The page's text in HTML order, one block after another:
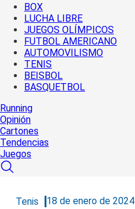
BOX
LUCHA LIBRE
JUEGOS OLÍMPICOS
FUTBOL AMERICANO
AUTOMOVILISMO
TENIS
BEISBOL
BASQUETBOL
Running
Opinión
Cartones
Tendencias
Juegos
Tenis 18 de enero de 2024